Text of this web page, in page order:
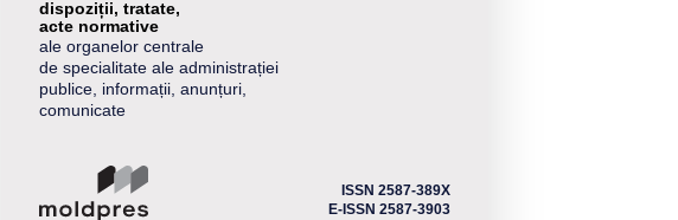
dispoziții, tratate,
acte normative
ale organelor centrale
de specialitate ale administrației
publice, informații, anunțuri,
comunicate
ISSN 2587-389X
E-ISSN 2587-3903